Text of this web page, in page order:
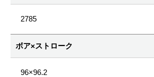
2785
ボア×ストローク
96×96.2